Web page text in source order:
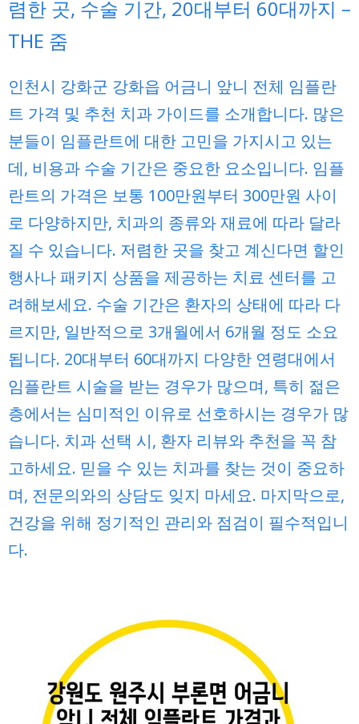
렴한 곳, 수술 기간, 20대부터 60대까지 –
THE 줌
인천시 강화군 강화읍 어금니 앞니 전체 임플란
트 가격 및 추천 치과 가이드를 소개합니다. 많은
분들이 임플란트에 대한 고민을 가지시고 있는
데, 비용과 수술 기간은 중요한 요소입니다. 임플
란트의 가격은 보통 100만원부터 300만원 사이
로 다양하지만, 치과의 종류와 재료에 따라 달라
질 수 있습니다. 저렴한 곳을 찾고 계신다면 할인
행사나 패키지 상품을 제공하는 치료 센터를 고
려해보세요. 수술 기간은 환자의 상태에 따라 다
르지만, 일반적으로 3개월에서 6개월 정도 소요
됩니다. 20대부터 60대까지 다양한 연령대에서
임플란트 시술을 받는 경우가 많으며, 특히 젊은
층에서는 심미적인 이유로 선호하시는 경우가 많
습니다. 치과 선택 시, 환자 리뷰와 추천을 꼭 참
고하세요. 믿을 수 있는 치과를 찾는 것이 중요하
며, 전문의와의 상담도 잊지 마세요. 마지막으로,
건강을 위해 정기적인 관리와 점검이 필수적입니
다.